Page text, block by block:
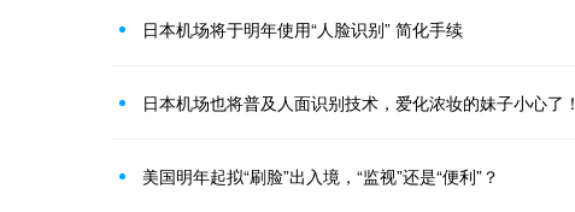
日本机场将于明年使用“人脸识别” 简化手续
日本机场也将普及人面识别技术，爱化浓妆的妹子小心了！
美国明年起拟“刷脸”出入境，“监视”还是“便利”？